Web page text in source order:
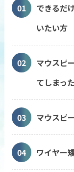
01
できるだ
いたい方
02
マウスピ
てしまっ
03 マウスピ
04 ワイヤー